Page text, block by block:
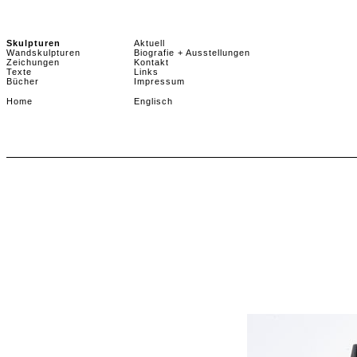
Skulpturen
Wandskulpturen
Zeichungen
Texte
Bücher
Home
Aktuell
Biografie + Ausstellungen
Kontakt
Links
Impressum
Englisch